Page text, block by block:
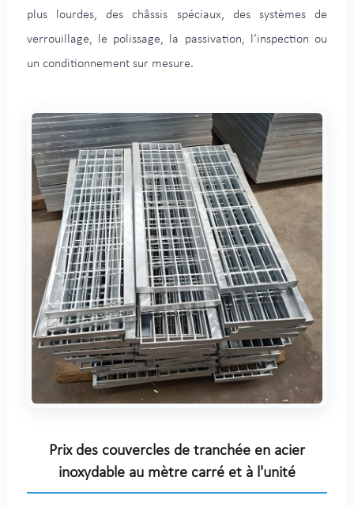
plus lourdes, des châssis spéciaux, des systèmes de
verrouillage, le polissage, la passivation, l’inspection ou
un conditionnement sur mesure.
Prix des couvercles de tranchée en acier
inoxydable au mètre carré et à l'unité